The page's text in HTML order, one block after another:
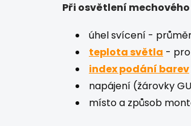
Při osvětlení
úhel svícení -
teplota světla -
index podání barev
napájení (žárovky
místo a způsob